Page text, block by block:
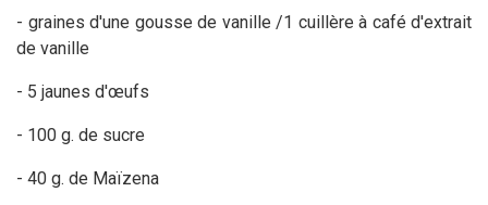
- graines d'une gousse de vanille /1 cuillère à café d'extrait
de vanille
- 5 jaunes d'œufs
- 100 g. de sucre
- 40 g. de Maïzena